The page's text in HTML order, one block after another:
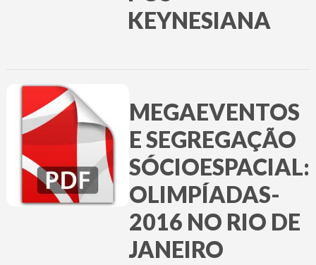
KEYNESIANA
MEGAEVENTOS
E SEGREGAÇÃO
SÓCIOESPACIAL:
OLIMPÍADAS-
2016 NO RIO DE
JANEIRO